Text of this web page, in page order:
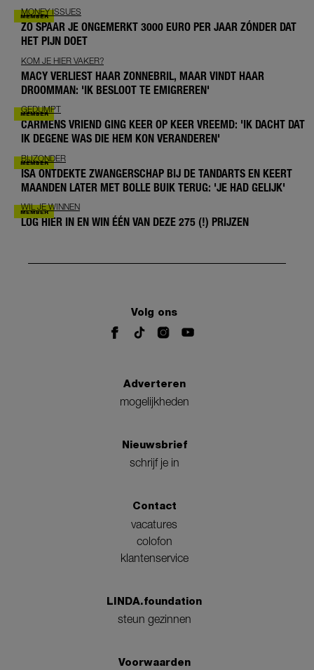
MONEY ISSUES
ZO SPAAR JE ONGEMERKT 3000 EURO PER JAAR ZÓNDER DAT
HET PIJN DOET
KOM JE HIER VAKER?
MACY VERLIEST HAAR ZONNEBRIL, MAAR VINDT HAAR
DROOMMAN: 'IK BESLOOT TE EMIGREREN'
GEDUMPT
CARMENS VRIEND GING KEER OP KEER VREEMD: 'IK DACHT DAT
IK DEGENE WAS DIE HEM KON VERANDEREN'
BIJZONDER
ISA ONTDEKTE ZWANGERSCHAP BIJ DE TANDARTS EN KEERT
MAANDEN LATER MET BOLLE BUIK TERUG: 'JE HAD GELIJK'
WIL JE WINNEN
LOG HIER IN EN WIN ÉÉN VAN DEZE 275 (!) PRIJZEN
Volg ons
Adverteren
mogelijkheden
Nieuwsbrief
schrijf je in
Contact
vacatures
colofon
klantenservice
LINDA.foundation
steun gezinnen
Voorwaarden